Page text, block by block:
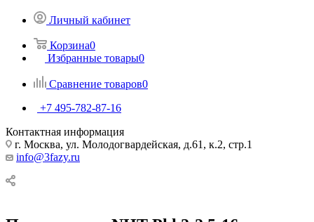
Личный кабинет
Корзина0
Избранные товары0
Сравнение товаров0
+7 495-782-87-16
Контактная информация
г. Москва, ул. Молодогвардейская, д.61, к.2, стр.1
info@3fazy.ru